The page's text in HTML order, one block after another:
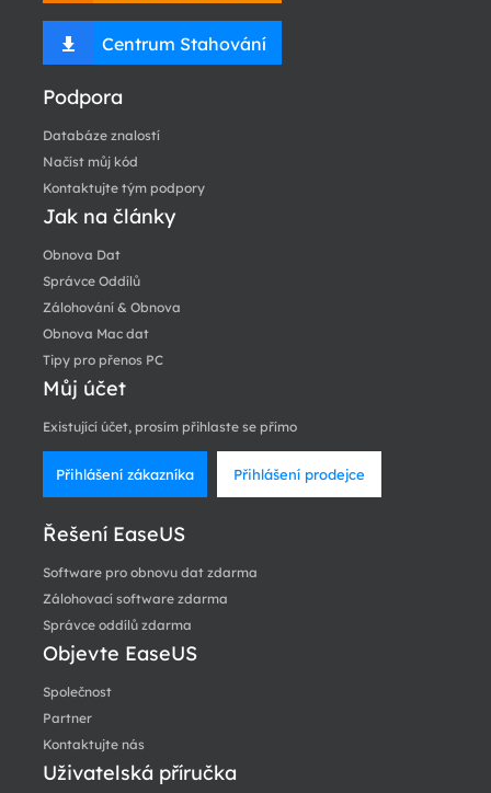
Centrum Stahování
Podpora
Databáze znalostí
Načíst můj kód
Kontaktujte tým podpory
Jak na články
Obnova Dat
Správce Oddílů
Zálohování & Obnova
Obnova Mac dat
Tipy pro přenos PC
Můj účet
Existující účet, prosím přihlaste se přímo
Přihlášení zákazníka Přihlášení prodejce
Řešení EaseUS
Software pro obnovu dat zdarma
Zálohovací software zdarma
Správce oddílů zdarma
Objevte EaseUS
Společnost
Partner
Kontaktujte nás
Uživatelská příručka